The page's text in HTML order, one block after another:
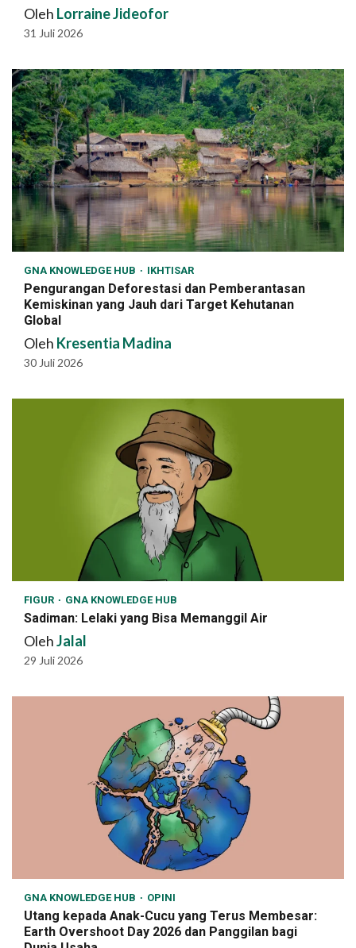
Oleh Lorraine Jideofor
31 Juli 2026
GNA KNOWLEDGE HUB IKHTISAR
Pengurangan Deforestasi dan Pemberantasan
Kemiskinan yang Jauh dari Target Kehutanan
Global
Oleh Kresentia Madina
30 Juli 2026
FIGUR GNA KNOWLEDGE HUB
Sadiman: Lelaki yang Bisa Memanggil Air
OlehJalal
29 Juli 2026
GNA KNOWLEDGE HUB OPINI
Utang kepada Anak-Cucu yang Terus Membesar:
Earth Overshoot Day 2026 dan Panggilan bagi